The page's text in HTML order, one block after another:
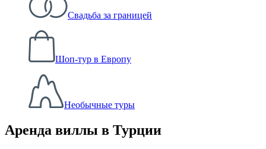
Свадьба за границей
Шоп-тур в Европу
Необычные туры
Аренда виллы в Турции